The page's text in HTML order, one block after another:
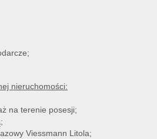
nieruchomości:
na terenie posesji;
Viessmann Litola;